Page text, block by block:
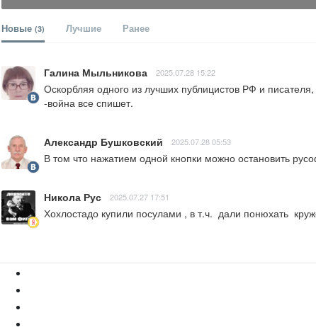
Новые (3) Лучшие Ранее
Галина Мыльникова 2025.07.28 15:22
Оскорбляя одного из лучших публицистов РФ и
-война все спишет.
Александр Бушковский 2025.07.28 05:53
В том что нажатием одной кнопки можно остановить
Никола Рус 2025.07.27 17:51
Хохлостадо купили посулами , в т.ч.  дали понюхать